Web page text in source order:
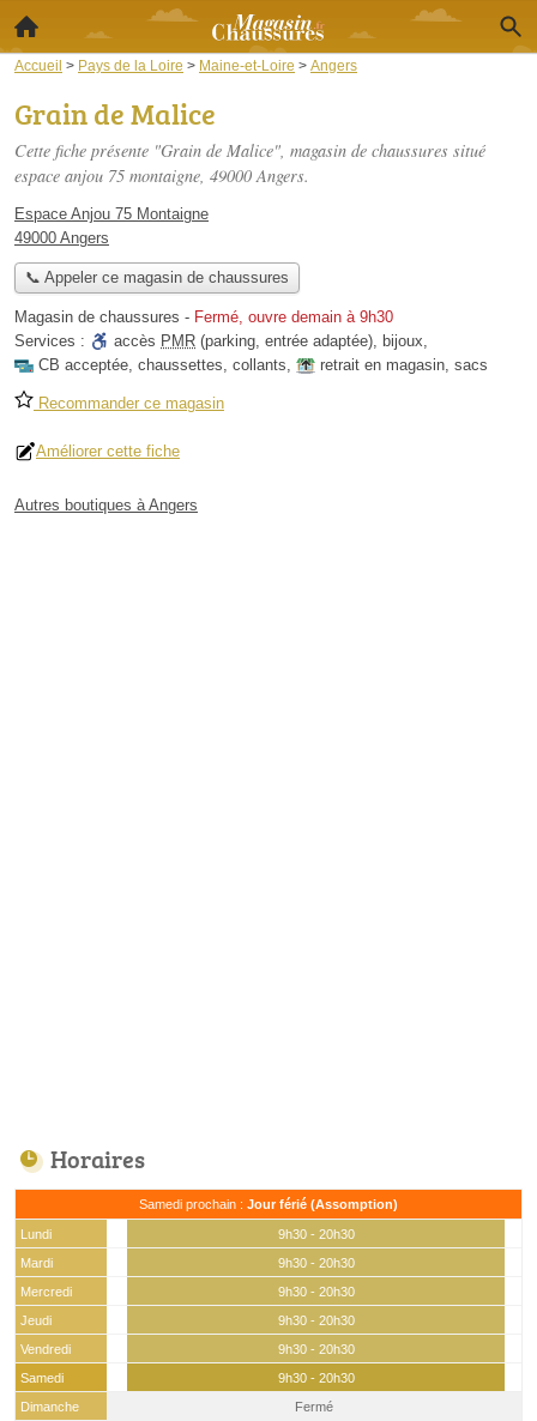
Accueil > Pays de la Loire > Maine-et-Loire > Angers
Grain de Malice
Cette fiche présente "Grain de Malice", magasin de chaussures situé
espace anjou 75 montaigne, 49000 Angers.
Espace Anjou 75 Montaigne
49000 Angers
📞 Appeler ce magasin de chaussures
Magasin de chaussures - Fermé, ouvre demain à 9h30
Services :
accès PMR (parking, entrée adaptée), bijoux,
CB acceptée, chaussettes, collants, retrait en magasin, sacs
Recommander ce magasin
Améliorer cette fiche
Autres boutiques à Angers
Horaires
Samedi prochain : Jour férié (Assomption)
Lundi
9h30 - 20h30
Mardi
9h30 - 20h30
Mercredi
9h30 - 20h30
Jeudi
9h30 - 20h30
Vendredi
9h30 - 20h30
Samedi
9h30 - 20h30
Dimanche
Fermé